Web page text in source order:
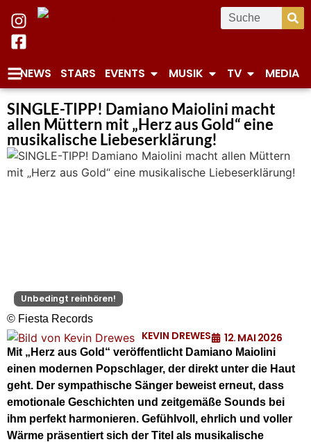
NEWS STARS EVENTS MUSIK TV MEDIA
SINGLE-TIPP! Damiano Maiolini macht
allen Müttern mit „Herz aus Gold“ eine
musikalische Liebeserklärung!
Unbedingt reinhören!
© Fiesta Records
KEVIN DREWES 12. MAI 2026
Mit „Herz aus Gold“ veröffentlicht Damiano Maiolini
einen modernen Popschlager, der direkt unter die Haut
geht. Der sympathische Sänger beweist erneut, dass
emotionale Geschichten und zeitgemäße Sounds bei
ihm perfekt harmonieren. Gefühlvoll, ehrlich und voller
Wärme präsentiert sich der Titel als musikalische